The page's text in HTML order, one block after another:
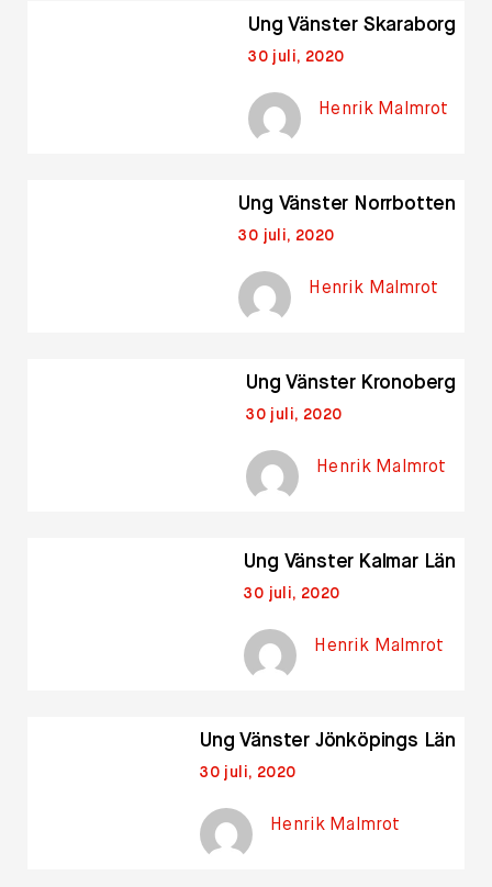
Ung Vänster Skaraborg
30 juli, 2020
Henrik Malmrot
Ung Vänster Norrbotten
30 juli, 2020
Henrik Malmrot
Ung Vänster Kronoberg
30 juli, 2020
Henrik Malmrot
Ung Vänster Kalmar Län
30 juli, 2020
Henrik Malmrot
Ung Vänster Jönköpings Län
30 juli, 2020
Henrik Malmrot